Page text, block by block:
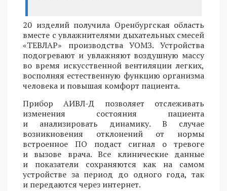
20 изделий получила Оренбургская область
вместе с увлажнителями дыхательных смесей
«ТЕВЛАР» производства УОМЗ. Устройства
подогревают и увлажняют воздушную массу
во время искусственной вентиляции легких,
восполняя естественную функцию организма
человека и повышая комфорт пациента.
Прибор АИВЛ-Д позволяет отслеживать
изменения состояния пациента
и анализировать динамику. В случае
возникновения отклонений от нормы
встроенное ПО подаст сигнал о тревоге
и вызове врача. Все клинические данные
и показатели сохраняются как на самом
устройстве за период до одного года, так
и передаются через интернет.